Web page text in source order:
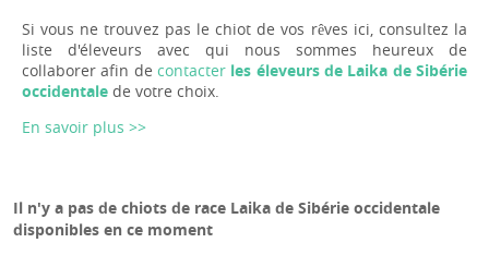
Si vous ne trouvez pas le chiot de vos rêves ici, consultez la
liste d'éleveurs avec qui nous sommes heureux de
collaborer afin de contacter les éleveurs de Laika de Sibérie
occidentale de votre choix.
En savoir plus >>
Il n'y a pas de chiots de race Laika de Sibérie occidentale
disponibles en ce moment